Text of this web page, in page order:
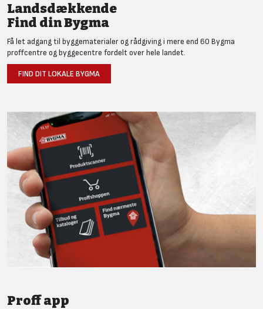
Landsdækkende
Find din Bygma
Få let adgang til byggematerialer og rådgiving i mere end 60 Bygma
proffcentre og byggecentre fordelt over hele landet.
FIND DIT LOKALE BYGMA
Proff app